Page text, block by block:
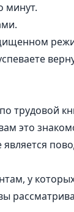
минут.
трудовой
это
у